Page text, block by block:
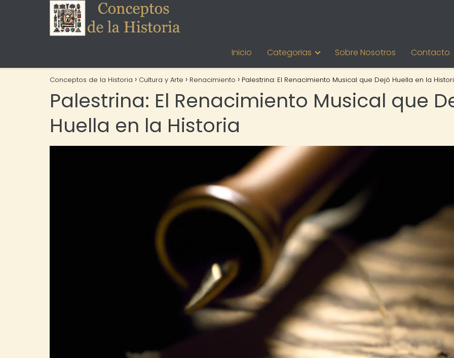
Inicio Categorias Sobre Nosotros Contacto
Conceptos de la Historia Cultura y Arte Renacimiento Palestrina: El Renacimiento Musical que Dejó Huella en la
Palestrina: El Renacimiento Musical que
Huella en la Historia